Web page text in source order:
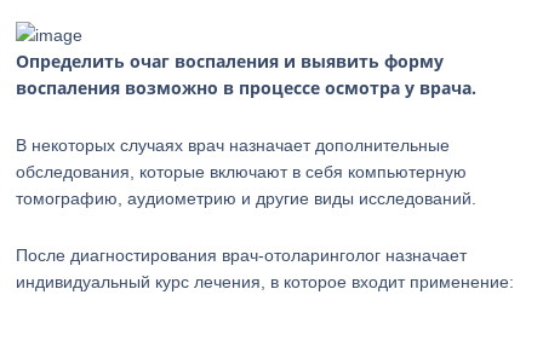
Определить очаг воспаления и выявить форму
воспаления возможно в процессе осмотра у врача.
В некоторых случаях врач назначает дополнительные
обследования, которые включают в себя компьютерную
томографию, аудиометрию и другие виды исследований.
После диагностирования врач-отоларинголог назначает
индивидуальный курс лечения, в которое входит применение: